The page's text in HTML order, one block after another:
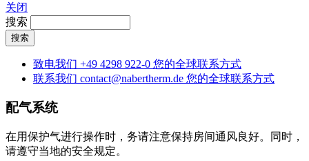
关闭
搜索
致电我们 +49 4298 922-0 您的全球联系方式
联系我们 contact@nabertherm.de 您的全球联系方式
配气系统
在用保护气进行操作时，务请注意保持房间通风良好。同时，
请遵守当地的安全规定。